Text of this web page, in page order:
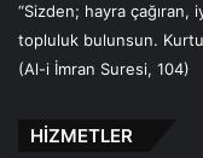
“Sizden; hayra çağıran,
topluluk bulunsun.
(Al-i İmran Suresi, 104)
HİZMETLER